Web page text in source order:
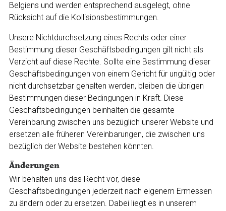
Belgiens und werden entsprechend ausgelegt, ohne
Rücksicht auf die Kollisionsbestimmungen.
Unsere Nichtdurchsetzung eines Rechts oder einer
Bestimmung dieser Geschäftsbedingungen gilt nicht als
Verzicht auf diese Rechte. Sollte eine Bestimmung dieser
Geschäftsbedingungen von einem Gericht für ungültig oder
nicht durchsetzbar gehalten werden, bleiben die übrigen
Bestimmungen dieser Bedingungen in Kraft. Diese
Geschäftsbedingungen beinhalten die gesamte
Vereinbarung zwischen uns bezüglich unserer Website und
ersetzen alle früheren Vereinbarungen, die zwischen uns
bezüglich der Website bestehen könnten.
Änderungen
Wir behalten uns das Recht vor, diese
Geschäftsbedingungen jederzeit nach eigenem Ermessen
zu ändern oder zu ersetzen. Dabei liegt es in unserem